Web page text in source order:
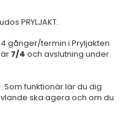
PRYLJAKT.
gånger/termin i Pryljakten
7/4 och avslutning under
funktionär lär du dig
ska agera och om du